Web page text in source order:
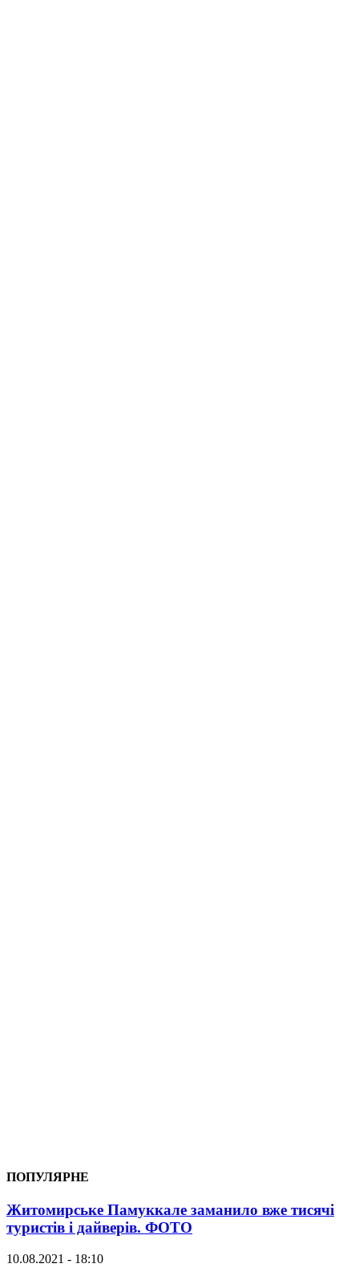
ПОПУЛЯРНЕ
Житомирське Памуккале заманило вже тисячі
туристів і дайверів. ФОТО
10.08.2021 - 18:10